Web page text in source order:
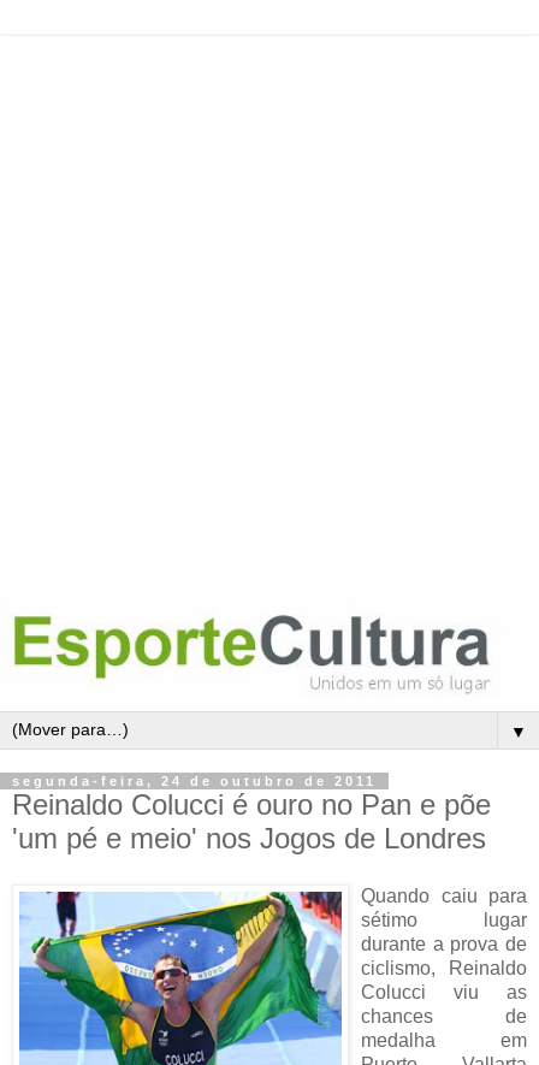
▼
segunda-feira, 24 de outubro de 2011
Reinaldo Colucci é ouro no Pan e põe
'um pé e meio' nos Jogos de Londres
Quando caiu para
sétimo lugar
durante a prova de
ciclismo, Reinaldo
Colucci viu as
chances de
medalha em